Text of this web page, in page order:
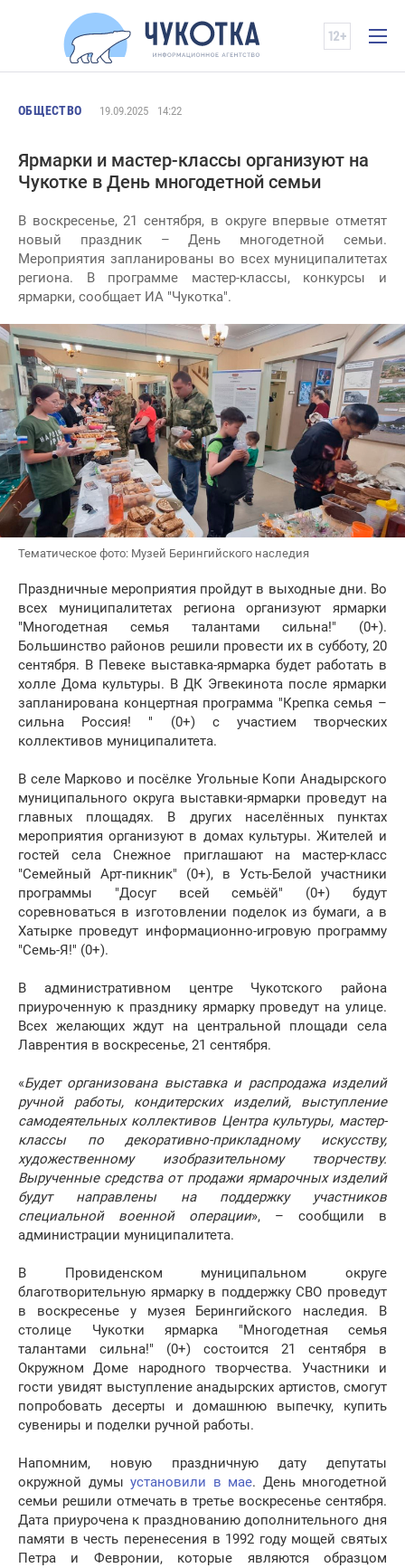
ОБЩЕСТВО 19.09.2025 14:22
Ярмарки и мастер-классы организуют на
Чукотке в День многодетной семьи
В воскресенье, 21 сентября, в округе впервые отметят
новый праздник – День многодетной семьи.
Мероприятия запланированы во всех муниципалитетах
региона. В программе мастер-классы, конкурсы и
ярмарки, сообщает ИА "Чукотка".
Тематическое фото: Музей Берингийского наследия
Праздничные мероприятия пройдут в выходные дни. Во
всех муниципалитетах региона организуют ярмарки
"Многодетная семья талантами сильна!" (0+).
Большинство районов решили провести их в субботу, 20
сентября. В Певеке выставка-ярмарка будет работать в
холле Дома культуры. В ДК Эгвекинота после ярмарки
запланирована концертная программа "Крепка семья –
сильна Россия! " (0+) с участием творческих
коллективов муниципалитета.
В селе Марково и посёлке Угольные Копи Анадырского
муниципального округа выставки-ярмарки проведут на
главных площадях. В других населённых пунктах
мероприятия организуют в домах культуры. Жителей и
гостей села Снежное приглашают на мастер-класс
"Семейный Арт-пикник" (0+), в Усть-Белой участники
программы "Досуг всей семьёй" (0+) будут
соревноваться в изготовлении поделок из бумаги, а в
Хатырке проведут информационно-игровую программу
"Семь-Я!" (0+).
В административном центре Чукотского района
приуроченную к празднику ярмарку проведут на улице.
Всех желающих ждут на центральной площади села
Лаврентия в воскресенье, 21 сентября.
«Будет организована выставка и распродажа изделий
ручной работы, кондитерских изделий, выступление
самодеятельных коллективов Центра культуры, мастер-
классы по декоративно-прикладному искусству,
художественному изобразительному творчеству.
Вырученные средства от продажи ярмарочных изделий
будут направлены на поддержку участников
специальной военной операции», – сообщили в
администрации муниципалитета.
В Провиденском муниципальном округе
благотворительную ярмарку в поддержку СВО проведут
в воскресенье у музея Берингийского наследия. В
столице Чукотки ярмарка "Многодетная семья
талантами сильна!" (0+) состоится 21 сентября в
Окружном Доме народного творчества. Участники и
гости увидят выступление анадырских артистов, смогут
попробовать десерты и домашнюю выпечку, купить
сувениры и поделки ручной работы.
Напомним, новую праздничную дату депутаты
окружной думы установили в мае. День многодетной
семьи решили отмечать в третье воскресенье сентября.
Дата приурочена к празднованию дополнительного дня
памяти в честь перенесения в 1992 году мощей святых
Петра и Февронии, которые являются образцом